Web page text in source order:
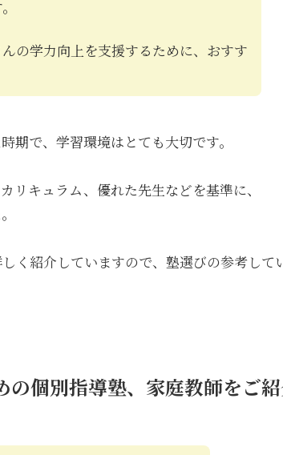
の学力向上を支援するために、おすす
期で、学習環境はとても大切です。
リキュラム、優れた先生などを基準に、
く紹介していますので、塾選びの参考して
の個別指導塾、家庭教師をご